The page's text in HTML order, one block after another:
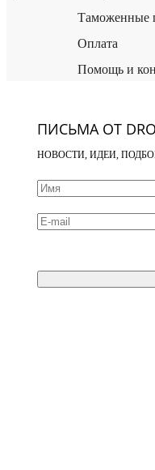
Таможенные
Оплата
Помощь и
ПИСЬМА ОТ
НОВОСТИ, ИДЕИ,